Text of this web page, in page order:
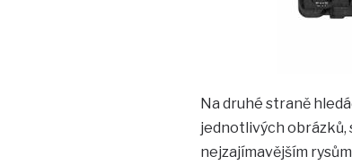
Na druhé straně
jednotlivých obrázků,
nejzajímavějším